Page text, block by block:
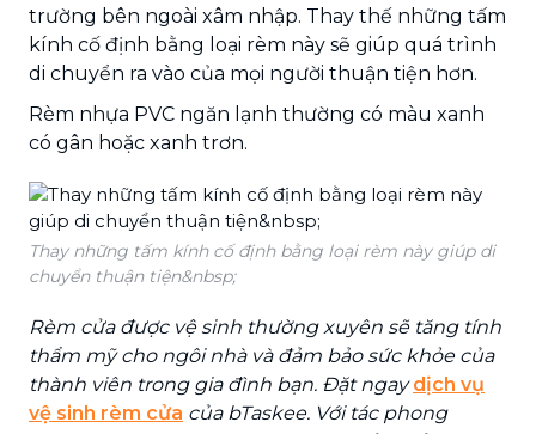
trường bên ngoài xâm nhập. Thay thế những tấm
kính cố định bằng loại rèm này sẽ giúp quá trình
di chuyển ra vào của mọi người thuận tiện hơn.
Rèm nhựa PVC ngăn lạnh thường có màu xanh
có gân hoặc xanh trơn.
Thay những tấm kính cố định bằng loại rèm này giúp di
chuyển thuận tiện&nbsp;
Rèm cửa được vệ sinh thường xuyên sẽ tăng tính
thẩm mỹ cho ngôi nhà và đảm bảo sức khỏe của
thành viên trong gia đình bạn. Đặt ngaydịch vụ
vệ sinh rèm cửa của bTaskee. Với tác phong